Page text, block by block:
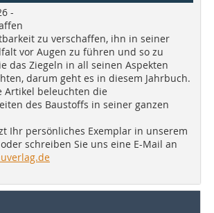
-
zu verschaffen, ihn in seiner
vor Augen zu führen und so zu
das Ziegeln in all seinen Aspekten
darum geht es in diesem Jahrbuch.
Artikel beleuchten die
des Baustoffs in seiner ganzen
Ihr persönliches Exemplar in unserem
oder schreiben Sie uns eine E-Mail an